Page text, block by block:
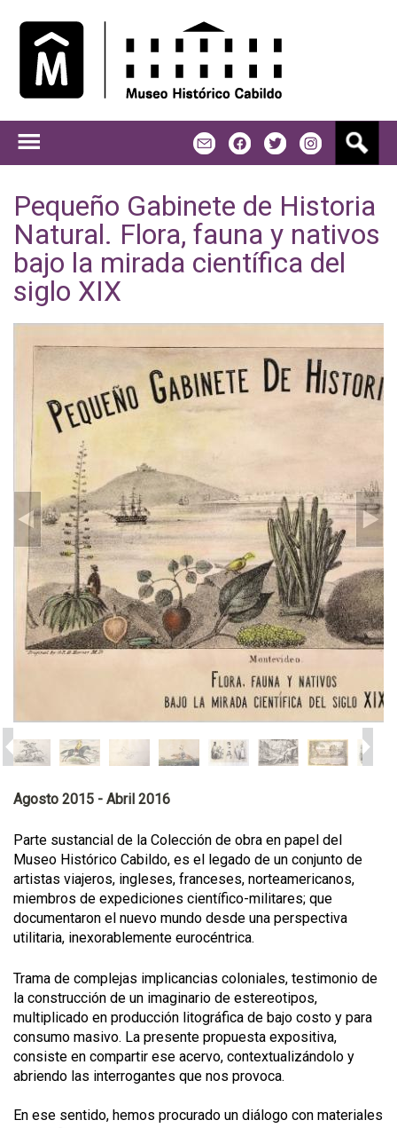
Pequeño Gabinete de Historia
Natural. Flora, fauna y nativos
bajo la mirada científica del
siglo XIX
Agosto 2015 - Abril 2016
Parte sustancial de la Colección de obra en papel del
Museo Histórico Cabildo, es el legado de un conjunto de
artistas viajeros, ingleses, franceses, norteamericanos,
miembros de expediciones científico-militares; que
documentaron el nuevo mundo desde una perspectiva
utilitaria, inexorablemente eurocéntrica.
Trama de complejas implicancias coloniales, testimonio de
la construcción de un imaginario de estereotipos,
multiplicado en producción litográfica de bajo costo y para
consumo masivo. La presente propuesta expositiva,
consiste en compartir ese acervo, contextualizándolo y
abriendo las interrogantes que nos provoca.
En ese sentido, hemos procurado un diálogo con materiales
s
a
r